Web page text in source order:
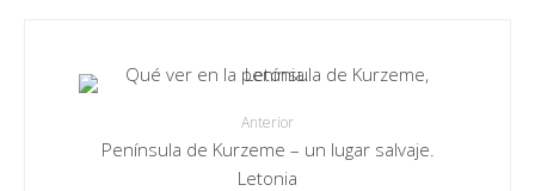
Anterior
Península de Kurzeme – un lugar salvaje.
Letonia